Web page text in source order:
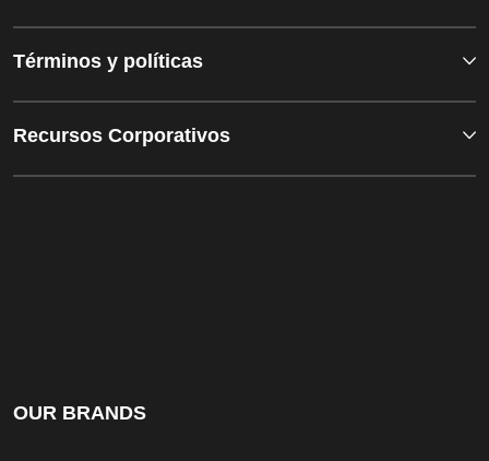
Términos y políticas
Recursos Corporativos
OUR BRANDS